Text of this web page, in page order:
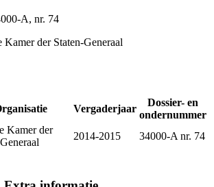
A, nr. 74
Vergaderjaar
Dossier- en
ondernummer
Kamer der
2014-2015 34000-A nr. 74